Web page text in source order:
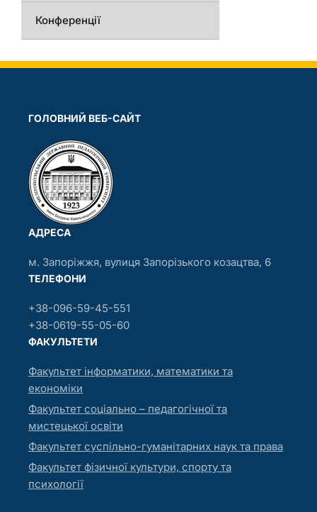
Конференції
ГОЛОВНИЙ ВЕБ-САЙТ
АДРЕСА
м. Запоріжжя, вулиця Запорізького козацтва, 6
ТЕЛЕФОНИ
+38-096-59-45-551
+38-0619-55-05-60
ФАКУЛЬТЕТИ
Факультет інформатики, математики та
економіки
Факультет соціально – педагогічної та
мистецької освіти
Факультет суспільно-гуманітарних наук та права
Факультет фізичної культури, спорту та
психології